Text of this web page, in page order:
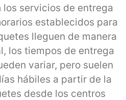
servicios de entrega
establecidos para
lleguen de manera
los tiempos de entrega
variar, pero suelen
hábiles a partir de la
desde los centros